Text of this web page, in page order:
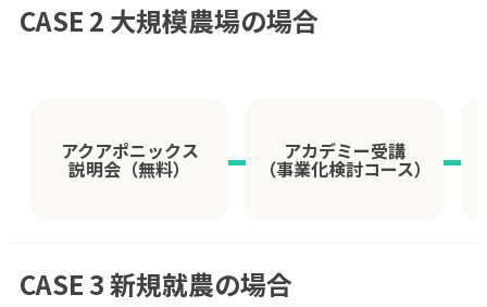
CASE 2 大規模農場の場合
アクアポニックス
説明会（無料）
アカデミー受講
（事業化検討コース）
CASE 3 新規就農の場合